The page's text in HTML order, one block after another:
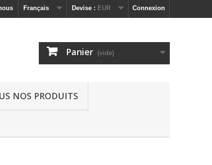
Connexion
Devise : EUR
Français
Panier (vide)
NOS PRODUITS